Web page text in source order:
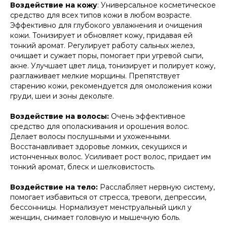
Воздействие на кожу: Универсальное косметическое
средство для всех типов кожи в любом возрасте.
Эффективно для глубокого увлажнения и очищения
кожи. Тонизирует и обновляет кожу, придавая ей
тонкий аромат. Регулирует работу сальных желез,
очищает и сужает поры, помогает при угревой сыпи,
акне. Улучшает цвет лица, тонизирует и полирует кожу,
разглаживает мелкие морщины. Препятствует
старению кожи, рекомендуется для омоложения кожи
груди, шеи и зоны декольте.
Воздействие на волосы: Очень эффективное
средство для ополаскивания и орошения волос.
Делает волосы послушными и ухоженными.
Восстанавливает здоровье ломких, секущихся и
истонченных волос. Усиливает рост волос, придает им
тонкий аромат, блеск и шелковистость.
Воздействие на тело: Расслабляет нервную систему,
помогает избавиться от стресса, тревоги, депрессии,
бессонницы. Нормализует менструальный цикл у
женщин, снимает головную и мышечную боль.